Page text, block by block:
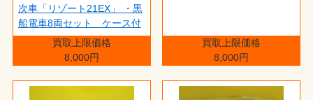
次車「リゾート21EX」 ・黒
船電車8両セット ケース付
買取上限価格
8,000円
買取上限価格
8,000円